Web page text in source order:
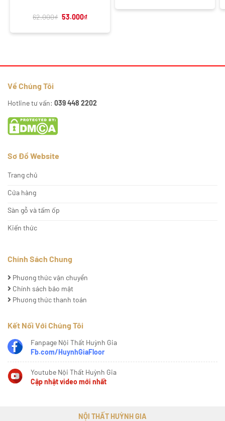
62.000₫ Giá
62.000₫.
53.000₫Giá
là:
8.000₫.là:
Về Chúng Tôi
Hotline tư vấn: 039 448 2202
Sơ Đồ Website
Trang chủ
Cửa hàng
Sàn gỗ và tấm ốp
Kiến thức
Chính Sách Chung
Phương thức vận chuyển
Chính sách bảo mật
Phương thức thanh toán
Kết Nối Với Chúng Tôi
Fanpage Nội Thất Huỳnh Gia
Fb.com/HuynhGiaFloor
Youtube Nội Thất Huỳnh Gia
Cập nhật video mới nhất
NỘI THẤT HUỲNH GIA